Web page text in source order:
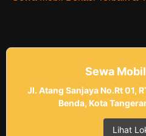
Sewa
Jl. Atang Sanjaya No.Rt 01,
Benda, Kota
Lihat